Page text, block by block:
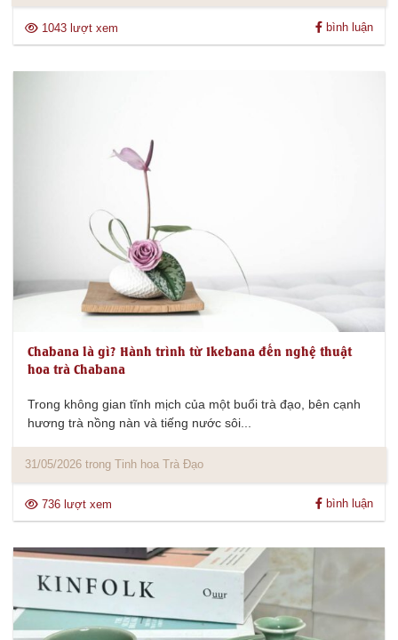
1043 lượt xem bình luận
Chabana là gì? Hành trình từ Ikebana đến nghệ thuật
hoa trà Chabana
Trong không gian tĩnh mịch của một buổi trà đạo, bên cạnh
hương trà nồng nàn và tiếng nước sôi...
31/05/2026 trong Tinh hoa Trà Đạo
736 lượt xem bình luận